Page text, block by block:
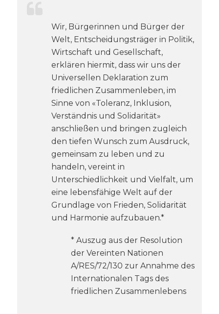
Wir, Bürgerinnen und Bürger der
Welt, Entscheidungsträger in Politik,
Wirtschaft und Gesellschaft,
erklären hiermit, dass wir uns der
Universellen Deklaration zum
friedlichen Zusammenleben, im
Sinne von «Toleranz, Inklusion,
Verständnis und Solidarität»
anschließen und bringen zugleich
den tiefen Wunsch zum Ausdruck,
gemeinsam zu leben und zu
handeln, vereint in
Unterschiedlichkeit und Vielfalt, um
eine lebensfähige Welt auf der
Grundlage von Frieden, Solidarität
und Harmonie aufzubauen.*
* Auszug aus der Resolution
der Vereinten Nationen
A/RES/72/130 zur Annahme des
Internationalen Tags des
friedlichen Zusammenlebens